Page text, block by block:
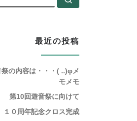
最近の投稿
の内容は・・・( ..)φメ
モメモ
第10回遊音祭に向けて
１０周年記念クロス完成